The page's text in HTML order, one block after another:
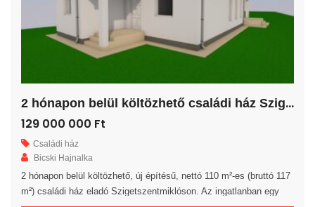
2
hónapon belül költözhető családi ház Szigetszentmiklóson!
129 000 000 Ft
Családi ház
Bicski Hajnalka
2 hónapon belül költözhető, új építésű, nettó 110 m²-es (bruttó 117
m²) családi ház eladó Szigetszentmiklóson. Az ingatlanban egy